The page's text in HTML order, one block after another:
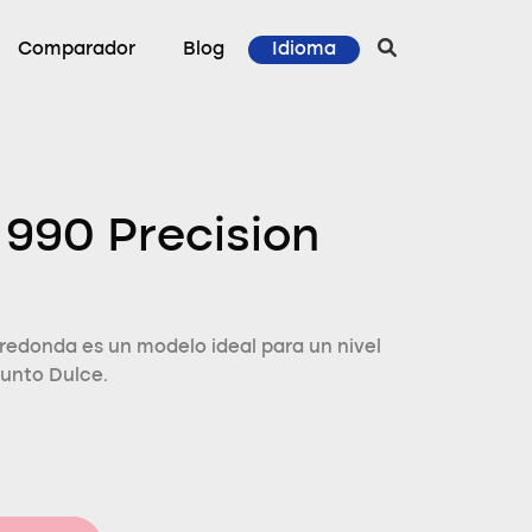
Comparador Blog Idioma
Precision
es un modelo ideal para un nivel
Dulce.